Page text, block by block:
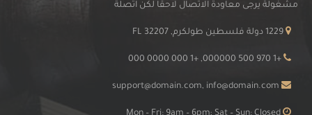
مشغولة يرجى معاودة الاتصال لاحقا لكن اتصلة
+1 970 500 000000, +1 000 0000 000